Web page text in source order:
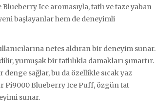
Ice aromasıyla, tatlı ve taze yaban
başlayanlar hem de deneyimli
nefes aldıran bir deneyim sunar.
yumuşak bir tatlılıkla damakları şımartır.
sağlar, bu da özellikle sıcak yaz
Pi9000 Blueberry Ice Puff, özgün tat
sunar.